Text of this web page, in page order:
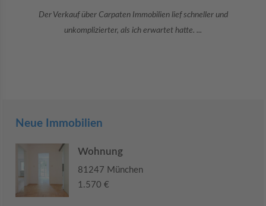
Der Verkauf über Carpaten Immobilien lief schneller und
unkomplizierter, als ich erwartet hatte. ...
Neue Immobilien
Wohnung
81247 München
1.570 €